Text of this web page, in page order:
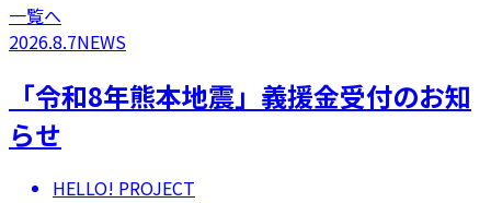
一覧へ
2026.8.7NEWS
「令和8年熊本地震」義援金受付のお知
らせ
HELLO! PROJECT